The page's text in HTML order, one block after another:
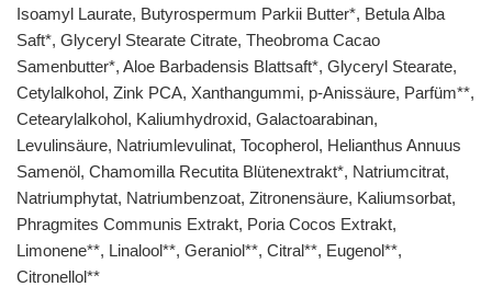
Isoamyl Laurate, Butyrospermum Parkii Butter*, Betula Alba
Saft*, Glyceryl Stearate Citrate, Theobroma Cacao
Samenbutter*, Aloe Barbadensis Blattsaft*, Glyceryl Stearate,
Cetylalkohol, Zink PCA, Xanthangummi, p-Anissäure, Parfüm**,
Cetearylalkohol, Kaliumhydroxid, Galactoarabinan,
Levulinsäure, Natriumlevulinat, Tocopherol, Helianthus Annuus
Samenöl, Chamomilla Recutita Blütenextrakt*, Natriumcitrat,
Natriumphytat, Natriumbenzoat, Zitronensäure, Kaliumsorbat,
Phragmites Communis Extrakt, Poria Cocos Extrakt,
Limonene**, Linalool**, Geraniol**, Citral**, Eugenol**,
Citronellol**